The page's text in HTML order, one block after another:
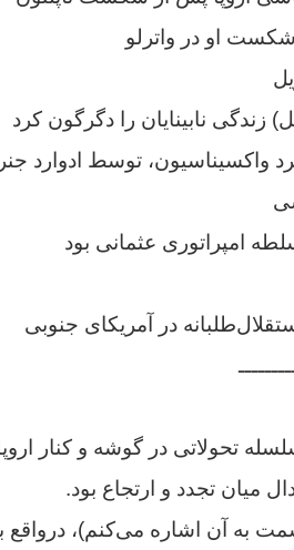
او در واترلو
نابینایان را دگرگون کرد
واکسیناسیون، توسط ادوارد جنر
امپراتوری عثمانی بود
در آمریکای جنوبی
سال‌های ۱۸۳۰ تا ۱۸۴۸؛ سلسله تحولاتی در
میان تجدد و ارتجاع بود.
در این قسمت به آن اشاره می‌کنم)،